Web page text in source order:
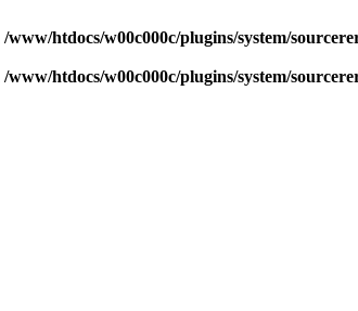
/www/htdocs/w00c000c/plugins/system/
/www/htdocs/w00c000c/plugins/system/